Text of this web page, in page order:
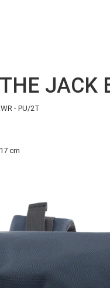
JACK
- PU/2T
cm